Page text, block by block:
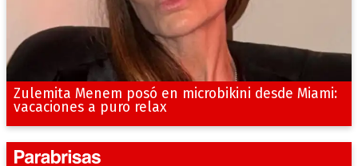
Zulemita Menem posó en microbikini desde Miami:
vacaciones a puro relax